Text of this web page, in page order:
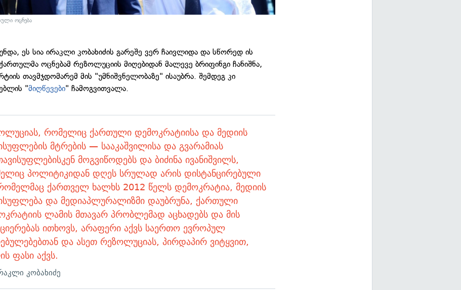
ოცნება
ეს სია ირაკლი კობახიძის გარეშე ვერ ჩაივლიდა და სწორედ ის
ოცნებამ რეზოლუციის მიღებიდან მალევე ბრიფინგი ჩანიშნა,
თავმჯდომარემ მის "უმნიშვნელობაზე" ისაუბრა. შემდეგ კი
"მიღწევები" ჩამოგვითვალა.
რომელიც ქართული დემოკრატიისა და მედიის
მტრების — სააკაშვილისა და გვარამიას
მოგვიწოდებს და ბიძინა ივანიშვილს,
პოლიტიკიდან დღეს სრულად არის დისტანცირებული
ქართველ ხალხს 2012 წელს დემოკრატია, მედიის
და მედიაპლურალიზმი დაუბრუნა, ქართული
ლამის მთავარ პრობლემად აცხადებს და მის
ითხოვს, არაფერი აქვს საერთო ევროპულ
და ასეთ რეზოლუციას, პირდაპირ ვიტყვით,
ფასი აქვს.
კობახიძე